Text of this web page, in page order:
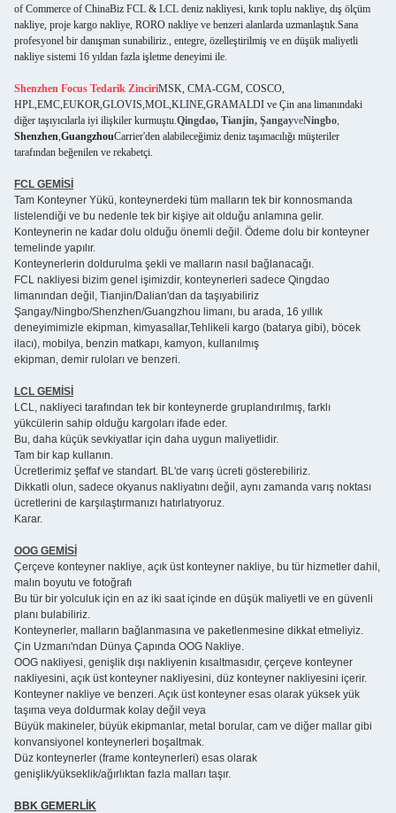
of Commerce of ChinaBiz FCL & LCL deniz nakliyesi, kırık toplu nakliye, dış ölçüm
nakliye, proje kargo nakliye, RORO nakliye ve benzeri alanlarda uzmanlaştık.Sana
profesyonel bir danışman sunabiliriz., entegre, özelleştirilmiş ve en düşük maliyetli
nakliye sistemi 16 yıldan fazla işletme deneyimi ile.
Shenzhen Focus Tedarik ZinciriMSK, CMA-CGM, COSCO,
HPL,EMC,EUKOR,GLOVIS,MOL,KLINE,GRAMALDI ve Çin ana limanındaki
diğer taşıyıcılarla iyi ilişkiler kurmuştu.Qingdao, Tianjin, ŞangayveNingbo,
Shenzhen,GuangzhouCarrier'den alabileceğimiz deniz taşımacılığı müşteriler
tarafından beğenilen ve rekabetçi.
FCL GEMİSİ
Tam Konteyner Yükü, konteynerdeki tüm malların tek bir konnosmanda
listelendiği ve bu nedenle tek bir kişiye ait olduğu anlamına gelir.
Konteynerin ne kadar dolu olduğu önemli değil. Ödeme dolu bir konteyner
temelinde yapılır.
Konteynerlerin doldurulma şekli ve malların nasıl bağlanacağı.
FCL nakliyesi bizim genel işimizdir, konteynerleri sadece Qingdao
limanından değil, Tianjin/Dalian'dan da taşıyabiliriz
Şangay/Ningbo/Shenzhen/Guangzhou limanı, bu arada, 16 yıllık
deneyimimizle ekipman, kimyasallar,Tehlikeli kargo (batarya gibi), böcek
ilacı), mobilya, benzin matkapı, kamyon, kullanılmış
ekipman, demir ruloları ve benzeri.
LCL GEMİSİ
LCL, nakliyeci tarafından tek bir konteynerde gruplandırılmış, farklı
yükcülerin sahip olduğu kargoları ifade eder.
Bu, daha küçük sevkiyatlar için daha uygun maliyetlidir.
Tam bir kap kullanın.
Ücretlerimiz şeffaf ve standart. BL'de varış ücreti gösterebiliriz.
Dikkatli olun, sadece okyanus nakliyatını değil, aynı zamanda varış noktası
ücretlerini de karşılaştırmanızı hatırlatıyoruz.
Karar.
OOG GEMİSİ
Çerçeve konteyner nakliye, açık üst konteyner nakliye, bu tür hizmetler dahil,
malın boyutu ve fotoğrafı
Bu tür bir yolculuk için en az iki saat içinde en düşük maliyetli ve en güvenli
planı bulabiliriz.
Konteynerler, malların bağlanmasına ve paketlenmesine dikkat etmeliyiz.
Çin Uzmanı'ndan Dünya Çapında OOG Nakliye.
OOG nakliyesi, genişlik dışı nakliyenin kısaltmasıdır, çerçeve konteyner
nakliyesini, açık üst konteyner nakliyesini, düz konteyner nakliyesini içerir.
Konteyner nakliye ve benzeri. Açık üst konteyner esas olarak yüksek yük
taşıma veya doldurmak kolay değil veya
Büyük makineler, büyük ekipmanlar, metal borular, cam ve diğer mallar gibi
konvansiyonel konteynerleri boşaltmak.
Düz konteynerler (frame konteynerleri) esas olarak
genişlik/yükseklik/ağırlıktan fazla malları taşır.
BBK GEMERLİK